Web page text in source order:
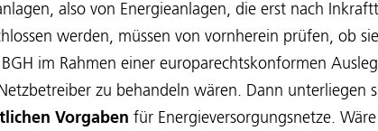
also von Energieanlagen, die erst nach
werden, müssen von vornherein prüfen, ob
BGH im Rahmen einer europarechtskonformen
zu behandeln wären. Dann unterliegen
Vorgaben für Energieversorgungsnetze.